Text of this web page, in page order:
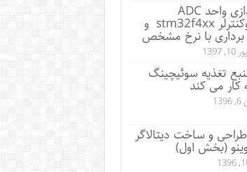
راه اندازی واحد ADC
میکروکنترلر stm32f4xx و
برداری با نرخ مشخص
1397
تغذیه سوئیچینگ
کار می کند
طراحی و ساخت دیتالاگر
(بخش اول)